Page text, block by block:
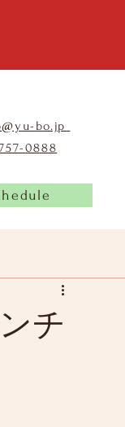
bo.jp
0888
チ